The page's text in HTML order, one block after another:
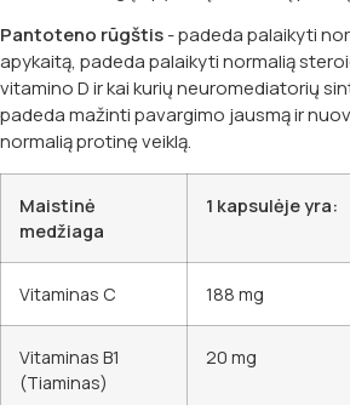
Pantoteno rūgštis- padeda palaikyti
apykaitą, padeda palaikyti normalią
vitamino D ir kai kurių neuromediatorių
padeda mažinti pavargimo jausmą ir
normalią protinę veiklą.
Maistinė
medžiaga
1 kapsulėje yra:
Vitaminas C 188 mg
Vitaminas B1
(Tiaminas)
20 mg